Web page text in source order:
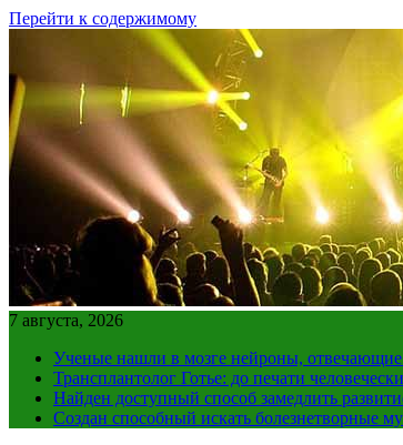
Перейти к содержимому
7 августа, 2026
Ученые нашли в мозге нейроны,
Трансплантолог Готье: до печати
Найден доступный способ замедлить
Создан способный искать болезнетворные